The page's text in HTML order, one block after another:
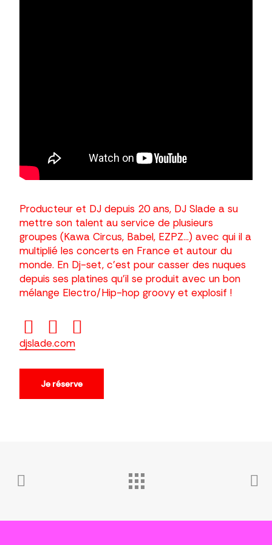
Producteur et DJ depuis 20 ans, DJ Slade a su
mettre son talent au service de plusieurs
groupes (Kawa Circus, Babel, EZPZ…) avec qui il a
multiplié les concerts en France et autour du
monde. En Dj-set, c’est pour casser des nuques
depuis ses platines qu’il se produit avec un bon
mélange Electro/Hip-hop groovy et explosif !
djslade.com
Je réserve